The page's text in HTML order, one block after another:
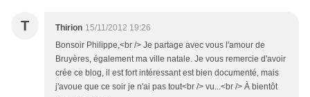
T Thirion 15/11/2012 19:26
Bonsoir Philippe,<br /> Je partage avec vous l'amour de
Bruyères, également ma ville natale. Je vous remercie d'avoir
crée ce blog, il est fort intéressant est bien documenté, mais
j'avoue que ce soir je n'ai pas tout<br /> vu...<br /> À bientôt